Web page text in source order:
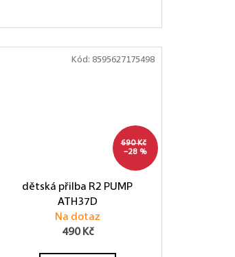
690 Kč
–28 %
dětská přilba R2 PUMP
ATH37D
Na dotaz
490 Kč
Kód: 8595627175498